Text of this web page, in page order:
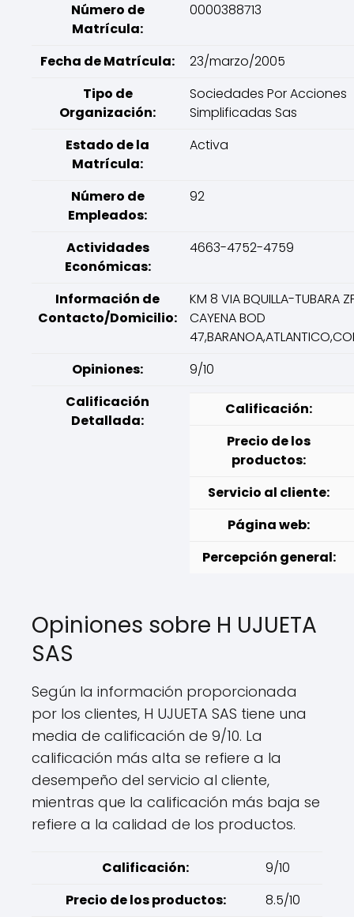
Número de
Matrícula:
0000388713
Fecha de Matrícula:
23/marzo/2005
Tipo de
Organización:
Sociedades Por Acciones
Simplificadas Sas
Estado de la
Matrícula:
Activa
Número de
Empleados:
92
Actividades
Económicas:
4663-4752-4759
Información de
Contacto/Domicilio:
KM 8 VIA BQUILLA-TUBARA
CAYENA BOD
Opiniones:
9/10
Calificación
Detallada:
Calificación:
Precio de los
productos:
Servicio al cliente:
Página web:
Percepción general:
Opiniones sobre H UJUETA
SAS
Según la información proporcionada
por los clientes, H UJUETA SAS tiene una
media de calificación de 9/10. La
calificación más alta se refiere a la
desempeño del servicio al cliente,
mientras que la calificación más baja se
refiere a la calidad de los productos.
Calificación:
9/10
Precio de los productos:
8.5/10